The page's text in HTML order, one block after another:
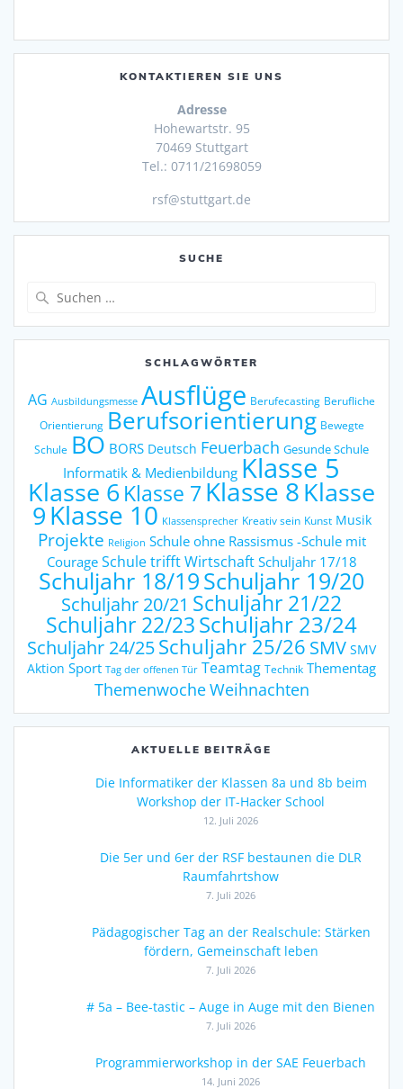
KONTAKTIEREN SIE UNS
Adresse
Hohewartstr. 95
70469 Stuttgart
Tel.: 0711/21698059
rsf@stuttgart.de
SUCHE
SCHLAGWÖRTER
AG Ausbildungsmesse Ausflüge Berufecasting Berufliche
Orientierung Berufsorientierung Bewegte
Schule BO BORS Deutsch Feuerbach Gesunde Schule
Informatik & Medienbildung Klasse 5
Klasse 6Klasse 7 Klasse 8Klasse
9Klasse 10 Klassensprecher Kreativ sein Kunst Musik
Projekte Religion Schule ohne Rassismus -Schule mit
Courage Schule trifft Wirtschaft Schuljahr 17/18
Schuljahr 18/19Schuljahr 19/20
Schuljahr 20/21 Schuljahr 21/22
Schuljahr 22/23Schuljahr 23/24
Schuljahr 24/25Schuljahr 25/26 SMV SMV
Aktion Sport Tag der offenen Tür Teamtag Technik Thementag
ThemenwocheWeihnachten
AKTUELLE BEITRÄGE
Die Informatiker der Klassen 8a und 8b beim
Workshop der IT-Hacker School
12. Juli 2026
Die 5er und 6er der RSF bestaunen die DLR
Raumfahrtshow
7. Juli 2026
Pädagogischer Tag an der Realschule: Stärken
fördern, Gemeinschaft leben
7. Juli 2026
# 5a – Bee-tastic – Auge in Auge mit den Bienen
7. Juli 2026
Programmierworkshop in der SAE Feuerbach
14. Juni 2026